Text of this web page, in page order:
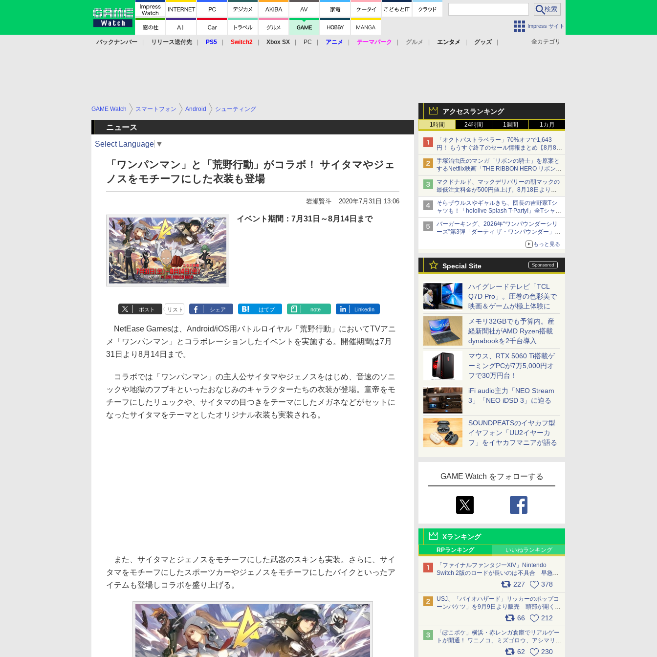
Impress サイト
全カテゴリ
バックナンバー リリース送付先 PS5 Switch2 Xbox SX PC アニメ テーマパーク グルメ エンタメ
グッズ
アクセスランキング
1時間 24時間 1週間 1カ月
「オクトパストラベラー」70%オフで1,643
円！ もうすぐ終了のセール情報まとめ【8月8日
更新】
ニンテンドーeショップでは「大神 絶景版」が
67%オフで990円
手塚治虫氏のマンガ「リボンの騎士」を原案と
するNetflix映画「THE RIBBON HERO リボンヒ
ーロー」本日配信開始
マクドナルド、マックデリバリーの朝マックの
最低注文料金が500円値上げ。8月18日より
1,500円から受付
そらザウルスやギャルきち、団長の吉野家Tシ
ャツも！「hololive Splash T-Party!」全Tシャツ
ラインナップ公開＆オンライン販売開始
バーガーキング、2026年“ワンパウンダーシリ
ーズ”第3弾「ダーティ ザ・ワンパウンダー」を
「特製ガーリックマヨソース」を使用した超大
もっと見る
Special Site
ハイグレードテレビ「TCL
Q7D Pro」。圧巻の色彩美で
映画＆ゲームが極上体験に
メモリ32GBでも予算内。産
経新聞社がAMD Ryzen搭載
dynabookを2千台導入
マウス、RTX 5060 Ti搭載ゲ
ーミングPCが7万5,000円オ
フで30万円台！
iFi audio主力「NEO Stream
3」「NEO iDSD 3」に迫る
SOUNDPEATSのイヤカフ型
イヤフォン「UU2イヤーカ
フ」をイヤカフマニアが語る
GAME Watch をフォローする
Xランキング
RPランキング いいねランキング
「ファイナルファンタジーXIV」Nintendo
Switch 2版のロードが長いのは不具合 早急に
アップデートできるよう対応中227 378
USJ、「バイオハザード」リッカーのポップコ
ーンバケツ」を9月9日より販売 頭部が開く仕
組み。味は恐怖を堪のう「味噌フレーバー」
66 212
「ぽこポケ」横浜・赤レンガ倉庫でリアルゲー
トが開通！ ワニノコ、ミズゴロウ、アシマリ登
場シーンをレポート pic.x.com/LDgEByVl6D
62 230
GAME Watch スマートフォン Android シューティング
ニュース
Select Language ▼
「ワンパンマン」と「荒野行動」がコラボ！ サイタマやジェ
ノスをモチーフにした衣装も登場
岩瀬賢斗 2020年7月31日 13:06
イベント期間：7月31日～8月14日まで
ポスト リスト シェア はてブ note LinkedIn
NetEase Gamesは、Android/iOS用バトルロイヤル「荒野行動」においてTVアニ
メ「ワンパンマン」とコラボレーションしたイベントを実施する。開催期間は7月
31日より8月14日まで。
コラボでは「ワンパンマン」の主人公サイタマやジェノスをはじめ、音速のソニ
ックや地獄のフブキといったおなじみのキャラクターたちの衣装が登場。童帝をモ
チーフにしたリュックや、サイタマの目つきをテーマにしたメガネなどがセットに
なったサイタマをテーマとしたオリジナル衣装も実装される。
また、サイタマとジェノスをモチーフにした武器のスキンも実装。さらに、サイ
タマをモチーフにしたスポーツカーやジェノスをモチーフにしたバイクといったア
イテムも登場しコラボを盛り上げる。